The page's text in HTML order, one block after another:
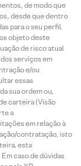
de modo que
desde que dentro
para o seu perfil.
objeto deste
de risco atual
serviços em
e/ou
essas
sua ordem ou,
carteira (Visão
a
em relação à
contratação, isto
esta
caso de dúvidas